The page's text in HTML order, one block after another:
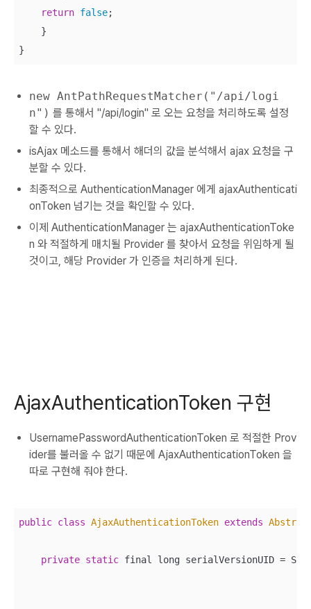
return false;
    }
}
new AntPathRequestMatcher("/api/logi
n") 를 통해서 "/api/login" 로 오는 요청을 처리하도록 설정
할 수 있다.
isAjax 메소드를 통해서 해더의 값을 분석해서 ajax 요청을 구
분할 수 있다.
최종적으로 AuthenticationManager 에게 ajaxAuthenticati
onToken 넘기는 것을 확인할 수 있다.
이제 AuthenticationManager 는 ajaxAuthenticationToke
n 와 적절하게 매치될 Provider 를 찾아서 요청을 위임하게 될
것이고, 해당 Provider 가 인증을 처리하게 된다.
AjaxAuthenticationToken 구현
UsernamePasswordAuthenticationToken 로 적절한 Prov
ider를 불러올 수 없기 때문에 AjaxAuthenticationToken 을
따로 구현해 줘야 한다.
public class AjaxAuthenticationToken extends
private static final long serialVersionUID =